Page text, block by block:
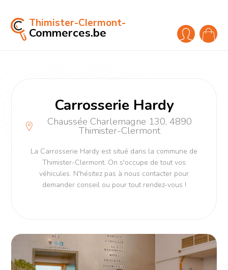
Thimister-Clermont-
Commerces.be
Carrosserie Hardy
Chaussée Charlemagne 130, 4890
Thimister-Clermont
La Carrosserie Hardy est situé dans la commune de
Thimister-Clermont. On s'occupe de tout vos
véhicules. N'hésitez pas à nous contacter pour
demander conseil ou pour tout rendez-vous !